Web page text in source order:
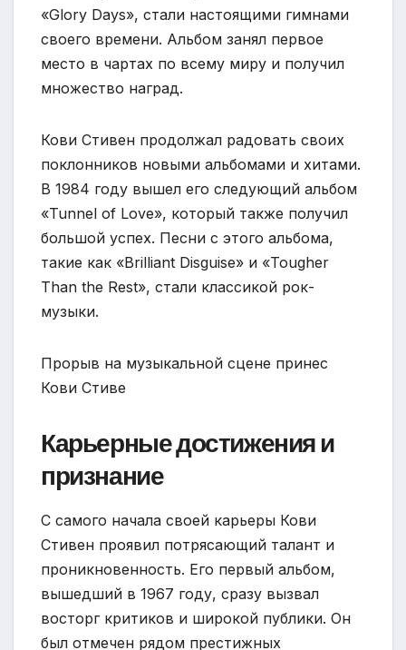
«Glory Days», стали настоящими гимнами
своего времени. Альбом занял первое
место в чартах по всему миру и получил
множество наград.
Кови Стивен продолжал радовать своих
поклонников новыми альбомами и хитами.
В 1984 году вышел его следующий альбом
«Tunnel of Love», который также получил
большой успех. Песни с этого альбома,
такие как «Brilliant Disguise» и «Tougher
Than the Rest», стали классикой рок-
музыки.
Прорыв на музыкальной сцене принес
Кови Стиве
Карьерные достижения и
признание
С самого начала своей карьеры Кови
Стивен проявил потрясающий талант и
проникновенность. Его первый альбом,
вышедший в 1967 году, сразу вызвал
восторг критиков и широкой публики. Он
был отмечен рядом престижных